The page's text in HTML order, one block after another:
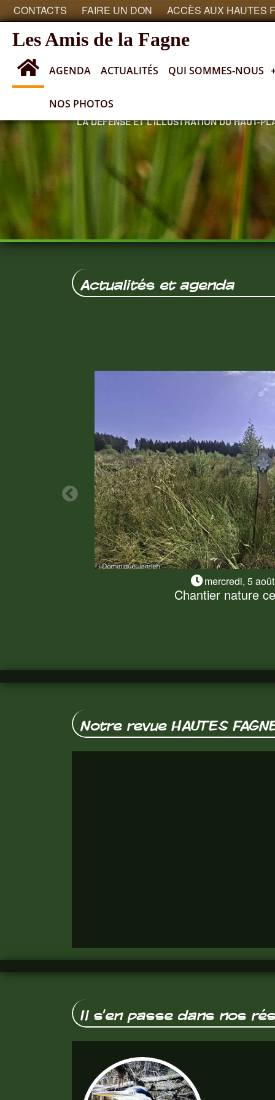
CONTACTS FAIRE UN DON ACCÈS AUX HAUTES
Les Amis de la Fagne
AGENDA ACTUALITÉS QUI SOMMES-NOUS
NOS PHOTOS
SOCIÉTÉ ROYALE ayant pour objectif
LA DÉFENSE ET L’ILLUSTRATION DU HAUT-
Actualités et agenda
Chantier nature
mercredi, 5
Chantier nature
Notre revue HAUTES
Il s'en passe dans nos